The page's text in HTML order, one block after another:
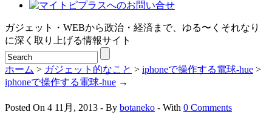
ガジェット・WEBから政治・経済まで、ゆる〜くそれなり
に深く取り上げる情報サイト
ホーム > ガジェット的なこと > iphoneで操作する電球-hue >
iphoneで操作する電球-hue →
Posted On 4 11月, 2013 - By botaneko - With 0 Comments